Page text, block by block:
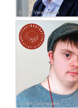
Quelle: Veranstalter
Quelle: Veranstalter